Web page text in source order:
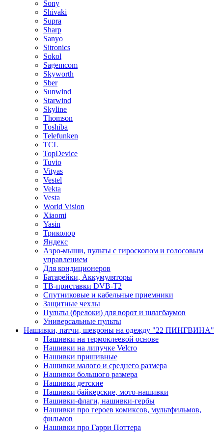
Sony
Shivaki
Supra
Sharp
Sanyo
Sitronics
Sokol
Sagemcom
Skyworth
Sber
Sunwind
Starwind
Skyline
Thomson
Toshiba
Telefunken
TCL
TopDevice
Tuvio
Vityas
Vestel
Vekta
Vesta
World Vision
Xiaomi
Yasin
Триколор
Яндекс
Аэро-мыши, пульты с гироскопом и голосовым
управлением
Для кондиционеров
Батарейки, Аккумуляторы
ТВ-приставки DVB-T2
Спутниковые и кабельные приемники
Защитные чехлы
Пульты (брелоки) для ворот и шлагбаумов
Универсальные пульты
Нашивки, патчи, шевроны на одежду "22 ПИНГВИНА"
Нашивки на термоклеевой основе
Нашивки на липучке Velcro
Нашивки пришивные
Нашивки малого и среднего размера
Нашивки большого размера
Нашивки детские
Нашивки байкерские, мото-нашивки
Нашивки-флаги, нашивки-гербы
Нашивки про героев комиксов, мультфильмов,
фильмов
Нашивки про Гарри Поттера